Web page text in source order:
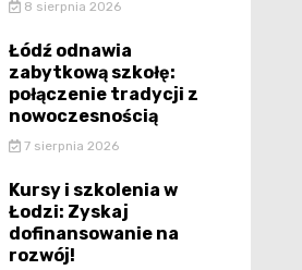
8 sierpnia 2026
Łódź odnawia
zabytkową szkołę:
połączenie tradycji z
nowoczesnością
7 sierpnia 2026
Kursy i szkolenia w
Łodzi: Zyskaj
dofinansowanie na
rozwój!